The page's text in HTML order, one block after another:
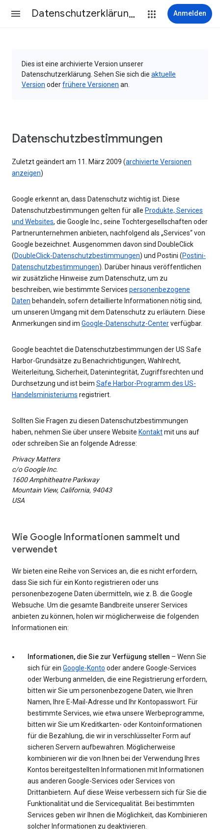
Datenschutzerklärung & Nutzungsbedingungen Anmelden
Dies ist eine archivierte Version unserer
Datenschutzerklärung. Sehen Sie sich die aktuelle
Version oderfrühere Versionen an.
Datenschutzbestimmungen
Zuletzt geändert am 11. März 2009 (archivierte Versionen
anzeigen)
Google erkennt an, dass Datenschutz wichtig ist. Diese
Datenschutzbestimmungen gelten für alle Produkte, Services
und Websites, die Google Inc., seine Tochtergesellschaften oder
Partnerunternehmen anbieten, nachfolgend als „Services“ von
Google bezeichnet. Ausgenommen davon sind DoubleClick
(DoubleClick-Datenschutzbestimmungen) und Postini (Postini-
Datenschutzbestimmungen). Darüber hinaus veröffentlichen
wir zusätzliche Hinweise zum Datenschutz, um zu
beschreiben, wie bestimmte Services personenbezogene
Daten behandeln, sofern detaillierte Informationen nötig sind,
um unseren Umgang mit dem Datenschutz zu erläutern. Diese
Anmerkungen sind im Google-Datenschutz-Centerverfügbar.
Google beachtet die Datenschutzbestimmungen der US Safe
Harbor-Grundsätze zu Benachrichtigungen, Wahlrecht,
Weiterleitung, Sicherheit, Datenintegrität, Zugriffsrechten und
Durchsetzung und ist beim Safe Harbor-Programm des US-
Handelsministeriums registriert.
Sollten Sie Fragen zu diesen Datenschutzbestimmungen
haben, nehmen Sie über unsere Website Kontaktmit uns auf
oder schreiben Sie an folgende Adresse:
Privacy Matters
c/o Google Inc.
1600 Amphitheatre Parkway
Mountain View, California, 94043
USA
Wie Google Informationen sammelt und
verwendet
Wir bieten eine Reihe von Services an, die es nicht erfordern,
dass Sie sich für ein Konto registrieren oder uns
personenbezogene Daten übermitteln, wie z. B. die Google
Websuche. Um die gesamte Bandbreite unserer Services
anbieten zu können, holen wir möglicherweise die folgenden
Informationen ein:
Informationen, die Sie zur Verfügung stellen – Wenn Sie
sich für ein Google-Konto oder andere Google-Services
oder Werbung anmelden, die eine Registrierung erfordern,
bitten wir Sie um personenbezogene Daten, wie Ihren
Namen, Ihre E-Mail-Adresse und Ihr Kontopasswort. Für
bestimmte Services, wie etwa unsere Werbeprogramme,
bitten wir Sie um Kreditkarten- oder Kontoinformationen
für die Bezahlung, die wir in verschlüsselter Form auf
sicheren Servern aufbewahren. Möglicherweise
kombinieren wir die von Ihnen bei der Verwendung Ihres
Kontos bereitgestellten Informationen mit Informationen
aus anderen Google-Services oder Services von
Drittanbietern. Auf diese Weise verbessern sich für Sie die
Funktionalität und die Servicequalität. Bei bestimmten
Services geben wir Ihnen die Möglichkeit, das Kombinieren
solcher Informationen zu deaktivieren.